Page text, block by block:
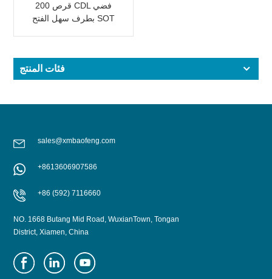
200 قرص CDL فضي
بطرف سهل الفتح SOT
فئات المنتج
sales@xmbaofeng.com
+8613606907586
+86 (592) 7116660
NO. 1668 Butang Mid Road, WuxianTown, Tongan
District, Xiamen, China